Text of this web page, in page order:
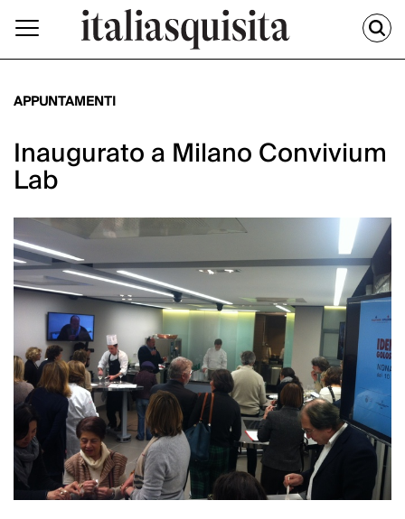
APPUNTAMENTI
Inaugurato a Milano Convivium
Lab